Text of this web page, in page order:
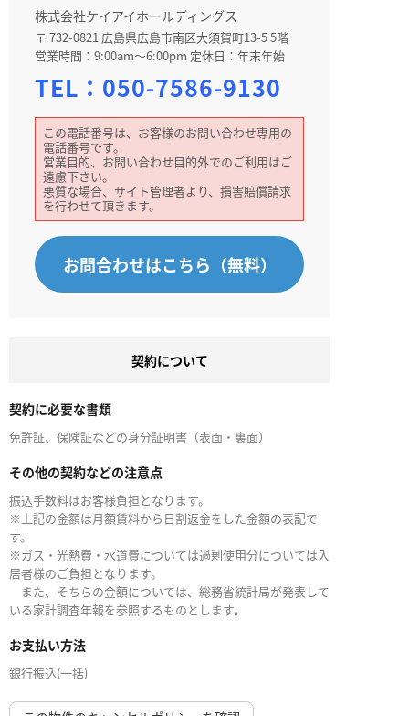
株式会社ケイアイホールディングス
〒 732-0821 広島県広島市南区大須賀町13-5 5階
営業時間：9:00am～6:00pm 定休日：年末年始
TEL： 050-7586-9130
この電話番号は、お客様のお問い合わせ専用の
電話番号です。
営業目的、お問い合わせ目的外でのご利用はご
遠慮下さい。
悪質な場合、サイト管理者より、損害賠償請求
を行わせて頂きます。
お問合わせはこちら（無料）
契約について
契約に必要な書類
免許証、保険証などの身分証明書（表面・裏面）
その他の契約などの注意点
振込手数料はお客様負担となります。
※上記の金額は月額賃料から日割返金をした金額の表記で
す。
※ガス・光熱費・水道費については過剰使用分については入
居者様のご負担となります。
また、そちらの金額については、総務省統計局が発表して
いる家計調査年報を参照するものとします。
お支払い方法
銀行振込(一括)